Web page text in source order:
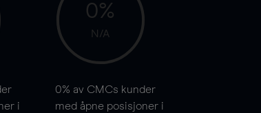
i
0%
N/A
0% av CMCs kunder
med åpne posisjoner i